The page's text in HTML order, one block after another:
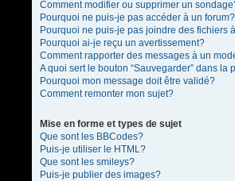
Comment modifier ou supprimer un
Pourquoi ne puis-je pas accéder à un forum?
Pourquoi ne puis-je pas joindre des fichiers
Pourquoi ai-je reçu un avertissement?
Comment rapporter des messages à un
A quoi sert le bouton “Sauvegarder” dans
Pourquoi mon message doit être validé?
Comment remonter mon sujet?
Mise en forme et types de sujet
Que sont les BBCodes?
Puis-je utiliser le HTML?
Que sont les smileys?
Puis-je publier des images?